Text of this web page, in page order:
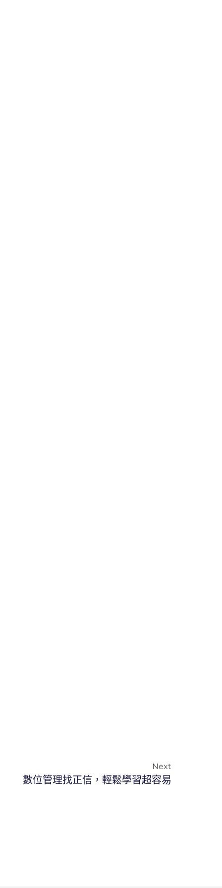
Next
數位管理找正信，輕鬆學習超容易